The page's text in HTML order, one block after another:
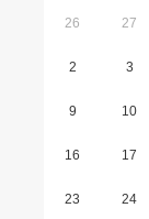
26 27
2 3
9 10
16 17
23 24